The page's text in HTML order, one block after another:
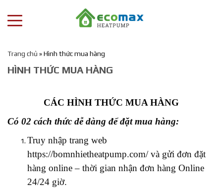
Trang chủ »Hình thức mua hàng
HÌNH THỨC MUA HÀNG
CÁC HÌNH THỨC MUA HÀNG
Có 02 cách thức dễ dàng để đặt mua hàng:
Truy nhập trang web
https://bomnhietheatpump.com/ và gửi đơn đặt
hàng online – thời gian nhận đơn hàng Online
24/24 giờ.